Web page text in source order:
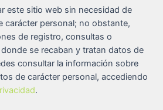
este sitio web sin necesidad de
carácter personal; no obstante,
de registro, consultas o
se recaban y tratan datos de
consultar la información sobre
de carácter personal, accediendo
.